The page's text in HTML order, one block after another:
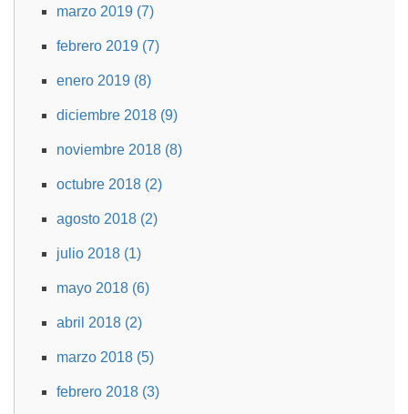
marzo 2019 (7)
febrero 2019 (7)
enero 2019 (8)
diciembre 2018 (9)
noviembre 2018 (8)
octubre 2018 (2)
agosto 2018 (2)
julio 2018 (1)
mayo 2018 (6)
abril 2018 (2)
marzo 2018 (5)
febrero 2018 (3)